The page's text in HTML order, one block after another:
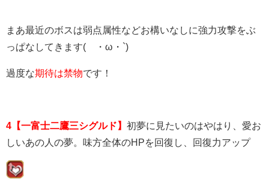
まあ最近のボスは弱点属性などお構いなしに強力攻撃をぶ
っぱなしてきます(´・ω・`)
過度な期待は禁物です！
4【一富士二鷹三シグルド】 初夢に見たいのはやはり、愛お
しいあの人の夢。味方全体のHPを回復し、回復力アップ